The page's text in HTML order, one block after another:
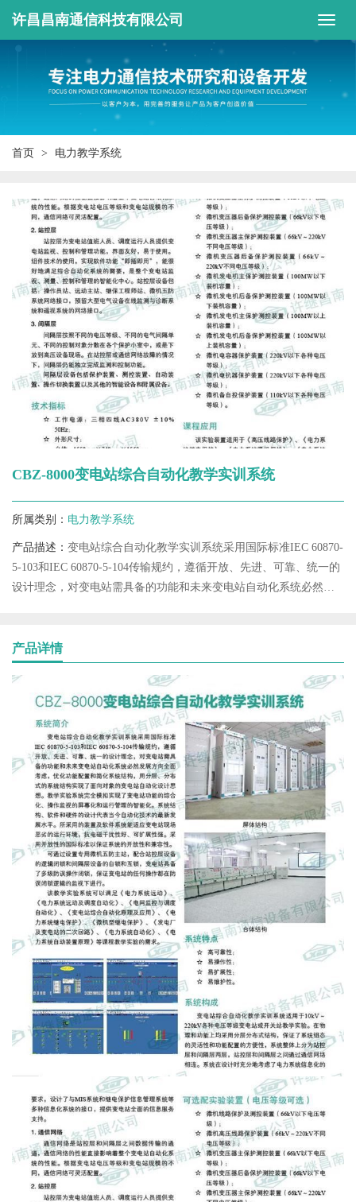
许昌昌南通信科技有限公司
首页 电力教学系统
CBZ-8000变电站综合自动化教学实训系统
所属类别： 电力教学系统
产品描述： 变电站综合自动化教学实训系统采用国际标准IEC 60870-
5-103和IEC 60870-5-104传输规约，遵循开放、先进、可靠、统一的
设计理念，对变电站需具备的功能和未来变电站自动化系统必然发
产品详情